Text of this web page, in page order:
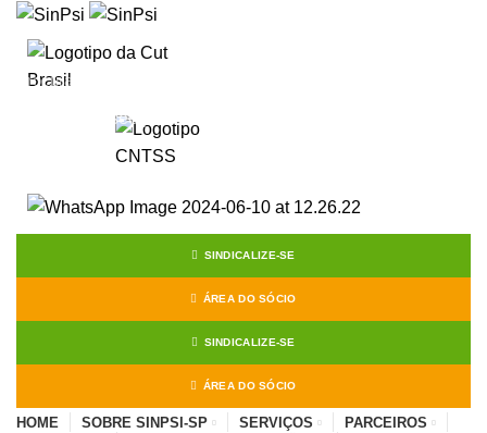
SINDICALIZE-SE
ÁREA DO SÓCIO
SINDICALIZE-SE
ÁREA DO SÓCIO
HOME SOBRE SINPSI-SP SERVIÇOS
PARCEIROS
Start typing to see posts you are looking for.